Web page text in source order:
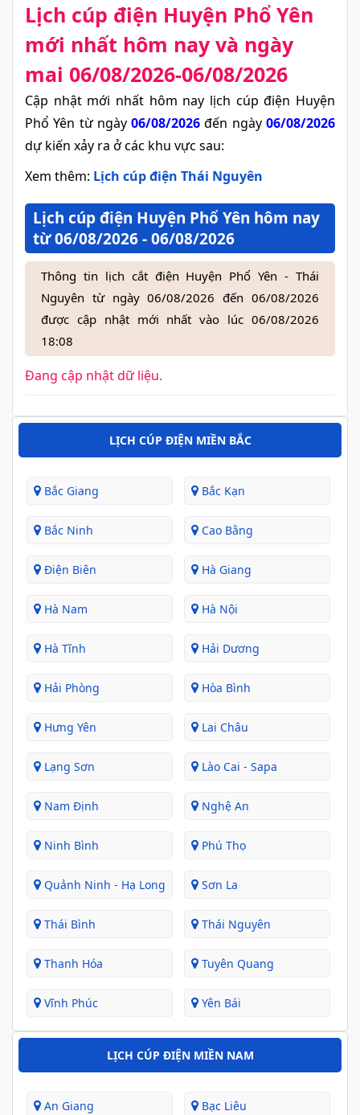
Lịch cúp điện Huyện Phổ Yên​
mới nhất hôm nay và ngày
mai 06/08/2026-06/08/2026
Cập nhật mới nhất hôm nay lịch cúp điện Huyện
Phổ Yên từ ngày 06/08/2026 đến ngày06/08/2026
dự kiến xảy ra ở các khu vực sau:
Xem thêm: Lịch cúp điện Thái Nguyên
Lịch cúp điện Huyện Phổ Yên hôm nay
từ 06/08/2026 - 06/08/2026
Thông tin lịch cắt điện Huyện Phổ Yên - Thái
Nguyên từ ngày 06/08/2026 đến 06/08/2026
được cập nhật mới nhất vào lúc 06/08/2026
18:08
Đang cập nhật dữ liệu.
LỊCH CÚP ĐIỆN MIỀN BẮC
Bắc Giang Bắc Kạn
Bắc Ninh Cao Bằng
Điện Biên Hà Giang
Hà Nam Hà Nội
Hà Tĩnh Hải Dương
Hải Phòng Hòa Bình
Hưng Yên Lai Châu
Lạng Sơn Lào Cai - Sapa
Nam Định Nghệ An
Ninh Bình Phú Thọ
Quảnh Ninh - Hạ Long Sơn La
Thái Bình Thái Nguyên
Thanh Hóa Tuyên Quang
Vĩnh Phúc Yên Bái
LỊCH CÚP ĐIỆN MIỀN NAM
An Giang Bạc Liêu